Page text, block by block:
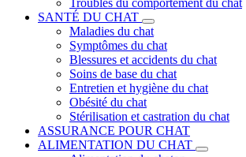
Troubles du comportement du chat
SANTÉ DU CHAT
Maladies du chat
Symptômes du chat
Blessures et accidents du chat
Soins de base du chat
Entretien et hygiène du chat
Obésité du chat
Stérilisation et castration du chat
ASSURANCE POUR CHAT
ALIMENTATION DU CHAT